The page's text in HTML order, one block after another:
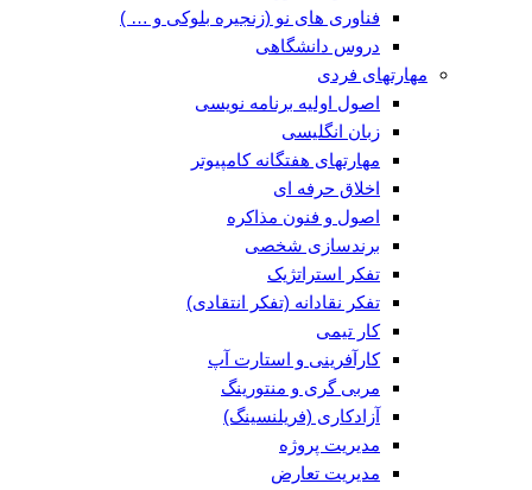
فناوری های نو (زنجیره بلوکی و … )
دروس دانشگاهی
مهارتهای فردی
اصول اولیه برنامه نویسی
زبان انگلیسی
مهارتهای هفتگانه کامپیوتر
اخلاق حرفه ای
اصول و فنون مذاکره
برندسازی شخصی
تفکر استراتژیک
تفکر نقادانه (تفکر انتقادی)
کار تیمی
کارآفرینی و استارت آپ
مربی گری و منتورینگ
آزادکاری (فریلنسینگ)
مدیریت پروژه
مدیریت تعارض